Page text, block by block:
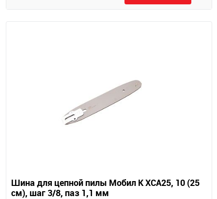
Шина для цепной пилы Мобил К XCA25, 10 (25
см), шаг 3/8, паз 1,1 мм